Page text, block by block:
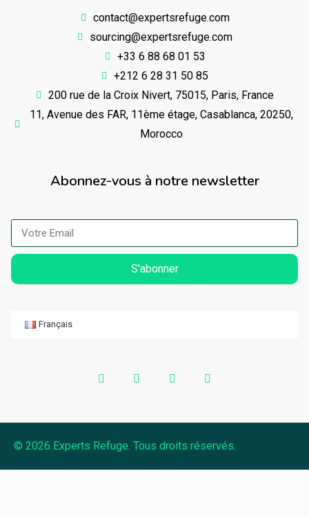
contact@expertsrefuge.com
sourcing@expertsrefuge.com
+33 6 88 68 01 53
+212 6 28 31 50 85
200 rue de la Croix Nivert, 75015, Paris, France
11, Avenue des FAR, 11ème étage, Casablanca, 20250,
Morocco
Abonnez-vous à notre newsletter
S'abonner
Français
© 2026 Experts Refuge. Tous droits réservés.